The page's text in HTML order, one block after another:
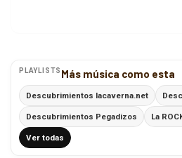
PLAYLISTS Más música como esta
Descubrimientos lacaverna.net
Descubrimientos Pegadizos La
Ver todas